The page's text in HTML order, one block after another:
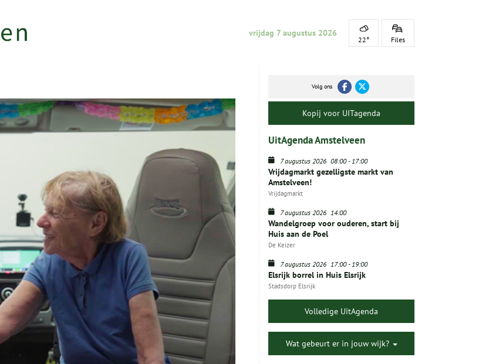
vrijdag 7 augustus 2026
22° Files
Volg ons
Kopij voor UITagenda
UitAgenda Amstelveen
7 augustus 2026 08:00-17:00
Vrijdagmarkt gezelligste markt van
Amstelveen!
Vrijdagmarkt
7 augustus 2026 14:00
Wandelgroep voor ouderen, start bij
Huis aan de Poel
De Keizer
7 augustus 2026 17:00-19:00
Elsrijk borrel in Huis Elsrijk
Stadsdorp Elsrijk
Volledige UitAgenda
Wat gebeurt er in jouw wijk?